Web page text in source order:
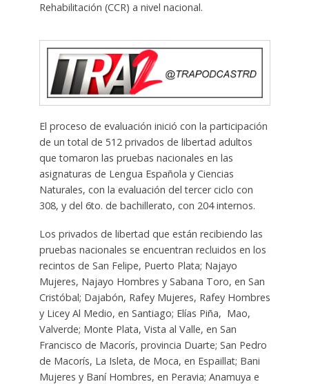
Rehabilitación (CCR) a nivel nacional.
El proceso de evaluación inició con la participación
de un total de 512 privados de libertad adultos
que tomaron las pruebas nacionales en las
asignaturas de Lengua Española y Ciencias
Naturales, con la evaluación del tercer ciclo con
308, y del 6to. de bachillerato, con 204 internos.
Los privados de libertad que están recibiendo las
pruebas nacionales se encuentran recluidos en los
recintos de San Felipe, Puerto Plata; Najayo
Mujeres, Najayo Hombres y Sabana Toro, en San
Cristóbal; Dajabón, Rafey Mujeres, Rafey Hombres
y Licey Al Medio, en Santiago; Elías Piña, Mao,
Valverde; Monte Plata, Vista al Valle, en San
Francisco de Macorís, provincia Duarte; San Pedro
de Macorís, La Isleta, de Moca, en Espaillat; Bani
Mujeres y Baní Hombres, en Peravia; Anamuya e